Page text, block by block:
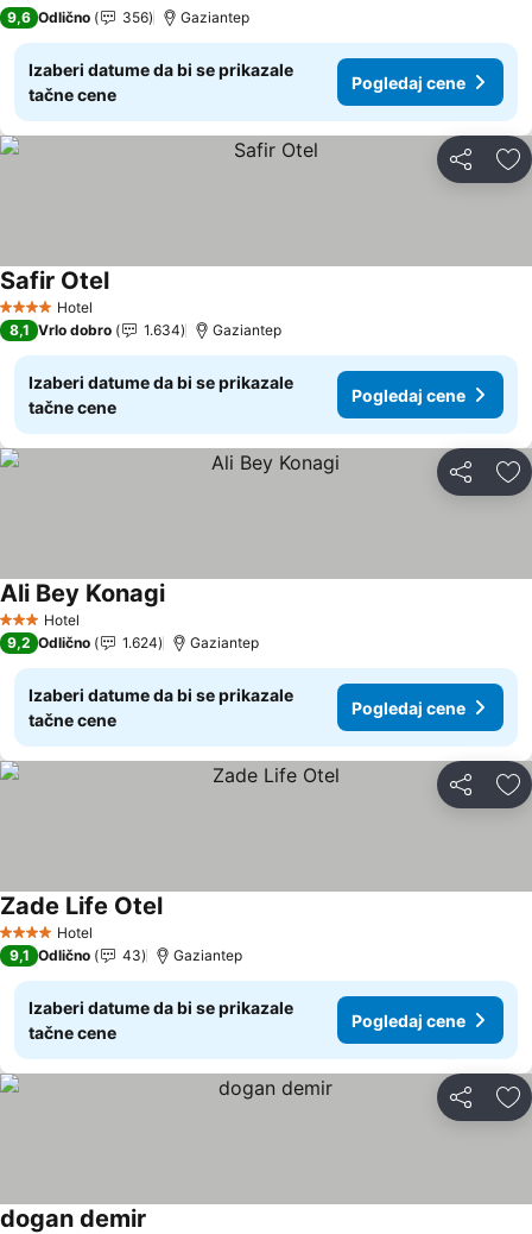
9,6 Odlično 356 Gaziantep
Izaberi datume da bi se prikazale
tačne cene
Pogledaj cene
Deli
4 ZvezdiceHotel
Safir OtelPogledaj cene
8,1 Vrlo dobro 1.634 Gaziantep
Izaberi datume da bi se prikazale
tačne cene
Pogledaj cene
Deli
3 Zvezdice
Hotel
Ali Bey KonagiPogledaj cene
9,2 Odlično 1.624 Gaziantep
Izaberi datume da bi se prikazale
tačne cene
Pogledaj cene
Deli
4 ZvezdiceHotel
Zade Life OtelPogledaj cene
9,1 Odlično 43 Gaziantep
Izaberi datume da bi se prikazale
tačne cene
Pogledaj cene
Deli
dogan demir